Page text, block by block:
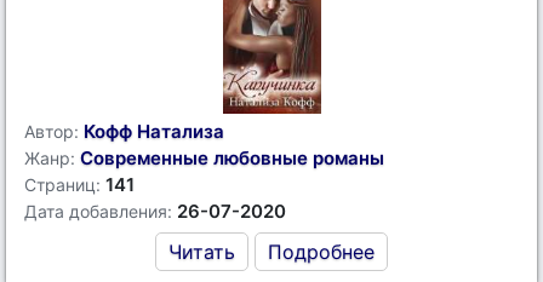
Автор: Кофф Натализа
Жанр: Современные любовные романы
Страниц: 141
Дата добавления: 26-07-2020
Читать Подробнее